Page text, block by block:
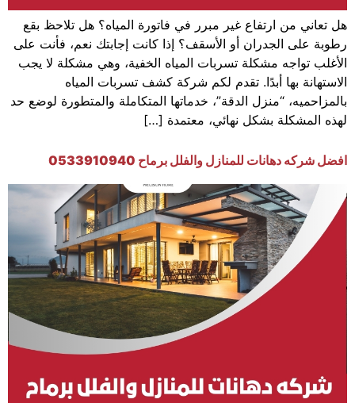
هل تعاني من ارتفاع غير مبرر في فاتورة المياه؟ هل تلاحظ بقع
رطوبة على الجدران أو الأسقف؟ إذا كانت إجابتك نعم، فأنت على
الأغلب تواجه مشكلة تسربات المياه الخفية، وهي مشكلة لا يجب
الاستهانة بها أبدًا. تقدم لكم شركة كشف تسربات المياه
بالمزاحميه، “منزل الدقة”، خدماتها المتكاملة والمتطورة لوضع حد
لهذه المشكلة بشكل نهائي، معتمدة […]
افضل شركه دهانات للمنازل والفلل برماح 0533910940